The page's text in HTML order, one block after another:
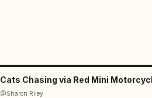
Cats Chasing via Red Mini
@Sharon Riley